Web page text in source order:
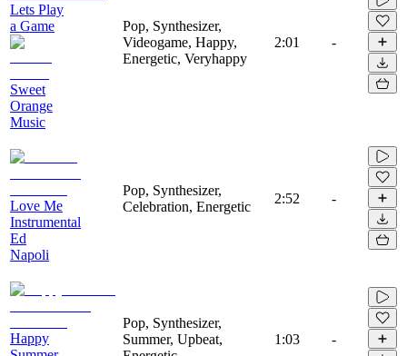
Lets Play
a Game
Sweet
Orange
Music
Pop, Synthesizer,
Videogame, Happy,
Energetic, Veryhappy
2:01 -
Love Me
Instrumental
Ed
Napoli
Pop, Synthesizer,
Celebration, Energetic
2:52 -
Happy
Pop, Synthesizer,
Summer, Upbeat,
1:03 -